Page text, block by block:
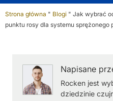
Strona główna " Blogi " Jak wybrać
punktu rosy dla systemu sprężonego
Napisane
Rocken jest
dziedzinie